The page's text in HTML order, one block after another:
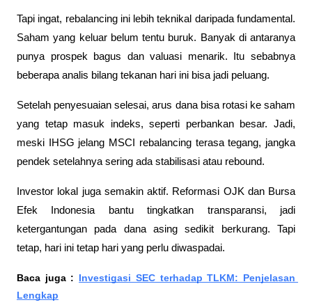
Tapi ingat, rebalancing ini lebih teknikal daripada fundamental.
Saham yang keluar belum tentu buruk. Banyak di antaranya
punya prospek bagus dan valuasi menarik. Itu sebabnya
beberapa analis bilang tekanan hari ini bisa jadi peluang.
Setelah penyesuaian selesai, arus dana bisa rotasi ke saham
yang tetap masuk indeks, seperti perbankan besar. Jadi,
meski IHSG jelang MSCI rebalancing terasa tegang, jangka
pendek setelahnya sering ada stabilisasi atau rebound.
Investor lokal juga semakin aktif. Reformasi OJK dan Bursa
Efek Indonesia bantu tingkatkan transparansi, jadi
ketergantungan pada dana asing sedikit berkurang. Tapi
tetap, hari ini tetap hari yang perlu diwaspadai.
Baca juga : Investigasi SEC terhadap TLKM: Penjelasan
Lengkap